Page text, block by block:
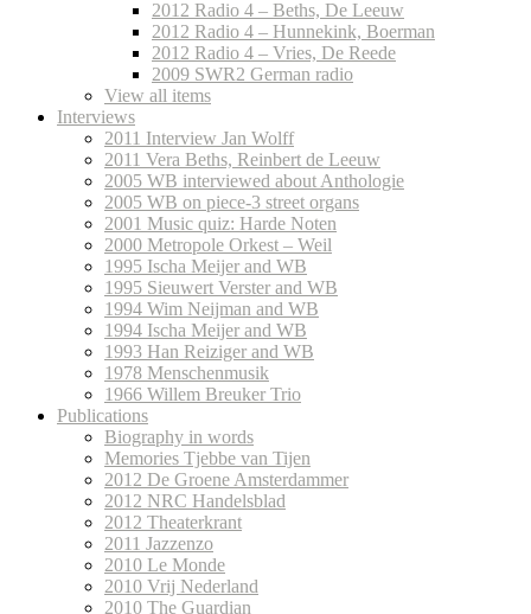
2012 Radio 4 – Beths, De Leeuw
2012 Radio 4 – Hunnekink, Boerman
2012 Radio 4 – Vries, De Reede
2009 SWR2 German radio
View all items
Interviews
2011 Interview Jan Wolff
2011 Vera Beths, Reinbert de Leeuw
2005 WB interviewed about Anthologie
2005 WB on piece-3 street organs
2001 Music quiz: Harde Noten
2000 Metropole Orkest – Weil
1995 Ischa Meijer and WB
1995 Sieuwert Verster and WB
1994 Wim Neijman and WB
1994 Ischa Meijer and WB
1993 Han Reiziger and WB
1978 Menschenmusik
1966 Willem Breuker Trio
Publications
Biography in words
Memories Tjebbe van Tijen
2012 De Groene Amsterdammer
2012 NRC Handelsblad
2012 Theaterkrant
2011 Jazzenzo
2010 Le Monde
2010 Vrij Nederland
2010 The Guardian